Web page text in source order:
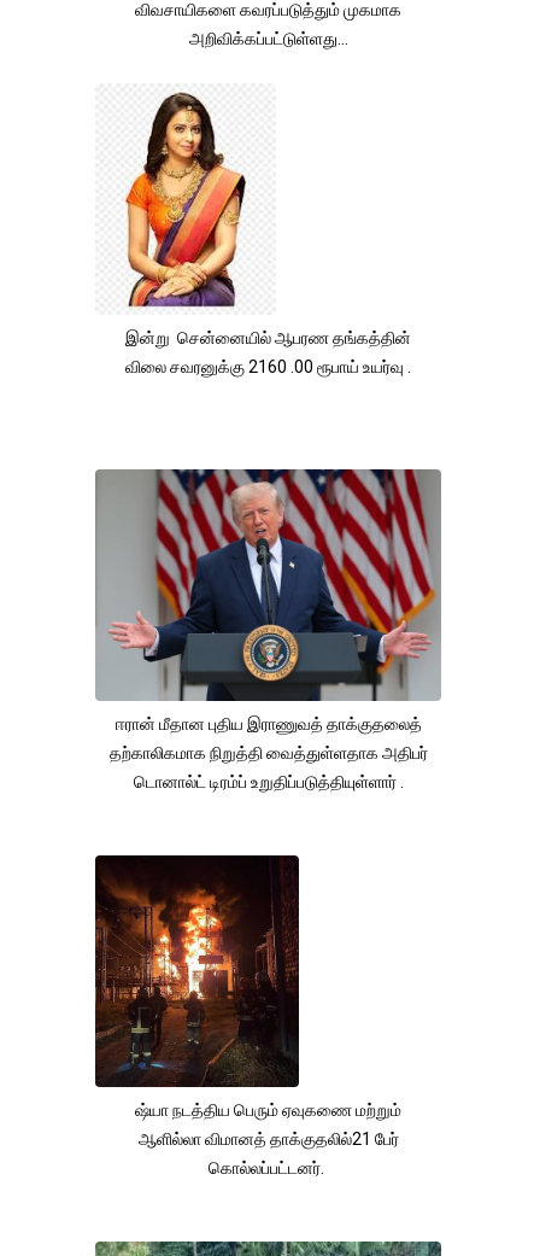
விவசாயிகளை கவரப்படுத்தும் முகமாக
அறிவிக்கப்பட்டுள்ளது...
இன்று சென்னையில் ஆபரண தங்கத்தின்
விலை சவரனுக்கு 2160 .00 ரூபாய் உயர்வு .
ஈரான் மீதான புதிய இராணுவத் தாக்குதலைத்
தற்காலிகமாக நிறுத்தி வைத்துள்ளதாக அதிபர்
டொனால்ட் டிரம்ப் உறுதிப்படுத்தியுள்ளார் .
ஷ்யா நடத்திய பெரும் ஏவுகணை மற்றும்
ஆளில்லா விமானத் தாக்குதலில்21 பேர்
கொல்லப்பட்டனர்.